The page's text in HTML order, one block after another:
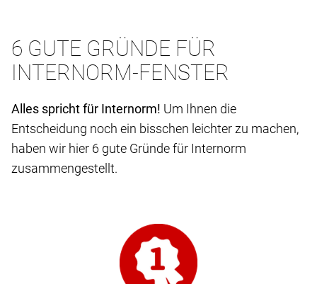
6 GUTE GRÜNDE FÜR
INTERNORM-FENSTER
Alles spricht für Internorm! Um Ihnen die
Entscheidung noch ein bisschen leichter zu machen,
haben wir hier 6 gute Gründe für Internorm
zusammengestellt.